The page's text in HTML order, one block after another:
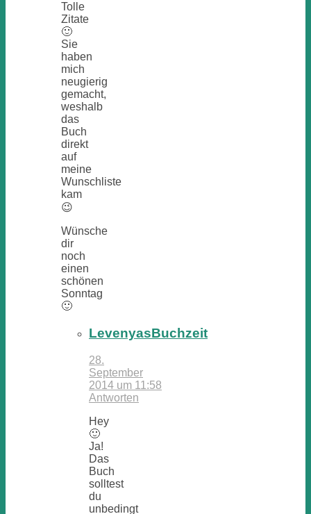
Tolle
Zitate
🙂
Sie
haben
mich
neugierig
gemacht,
weshalb
das
Buch
direkt
auf
meine
Wunschliste
kam
😉
Wünsche
dir
noch
einen
schönen
Sonntag
🙂
LevenyasBuchzeit
28.
September
2014 um 11:58
Antworten
Hey
🙂
Ja!
Das
Buch
solltest
du
unbedingt